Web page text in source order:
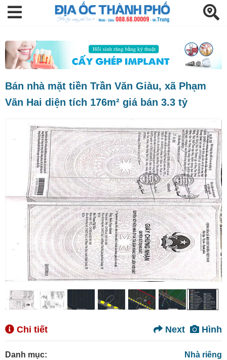
Bán nhà mặt tiền Trần Văn Giàu, xã Phạm
Văn Hai diện tích 176m² giá bán 3.3 tỷ
Chi tiết Hình
Next
Danh mục:
Nhà riêng